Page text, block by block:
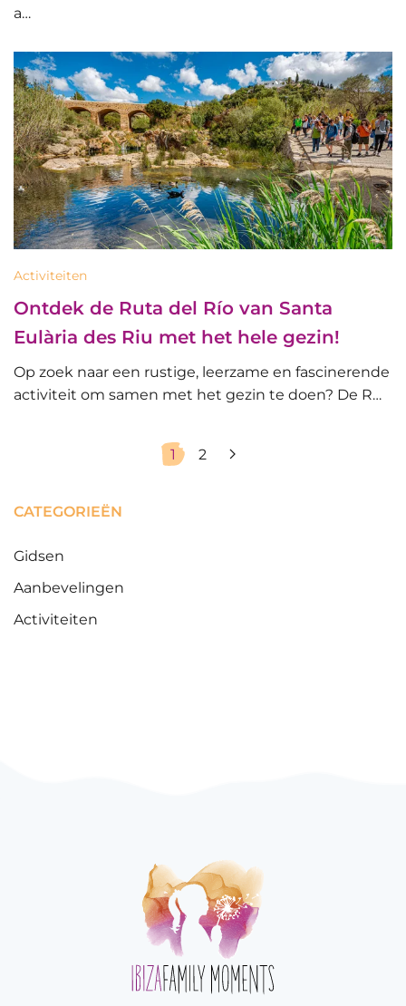
a…
Activiteiten
Ontdek de Ruta del Río van Santa
Eulària des Riu met het hele gezin!
Op zoek naar een rustige, leerzame en fascinerende
activiteit om samen met het gezin te doen? De R…
1 2
CATEGORIEËN
Gidsen
Aanbevelingen
Activiteiten